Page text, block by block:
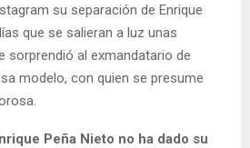
su separación de Enrique
que se salieran a luz unas
sorprendió al exmandatario de
modelo, con quien se presume
Peña Nieto no ha dado su